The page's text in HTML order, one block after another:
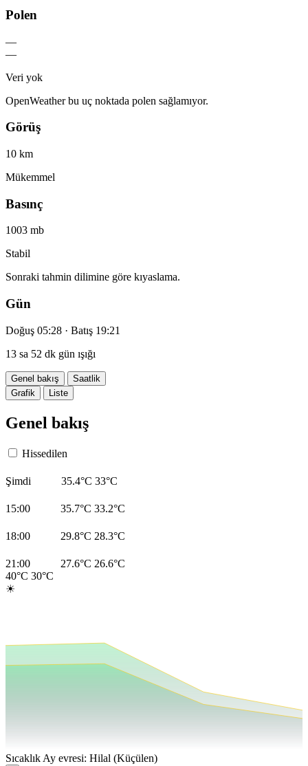
Polen
—
—
Veri yok
OpenWeather bu uç noktada polen sağlamıyor.
Görüş
10 km
Mükemmel
Basınç
1003 mb
Stabil
Sonraki tahmin dilimine göre kıyaslama.
Gün
Doğuş 05:28 · Batış 19:21
13 sa 52 dk gün ışığı
Genel bakış
Saatlik
Grafik
Liste
Genel bakış
Hissedilen
Şimdi 35.4°C 33°C
15:00 35.7°C 33.2°C
18:00 29.8°C 28.3°C
21:00 27.6°C 26.6°C
40°C 30°C
☀
Sıcaklık Ay evresi: Hilal (Küçülen)